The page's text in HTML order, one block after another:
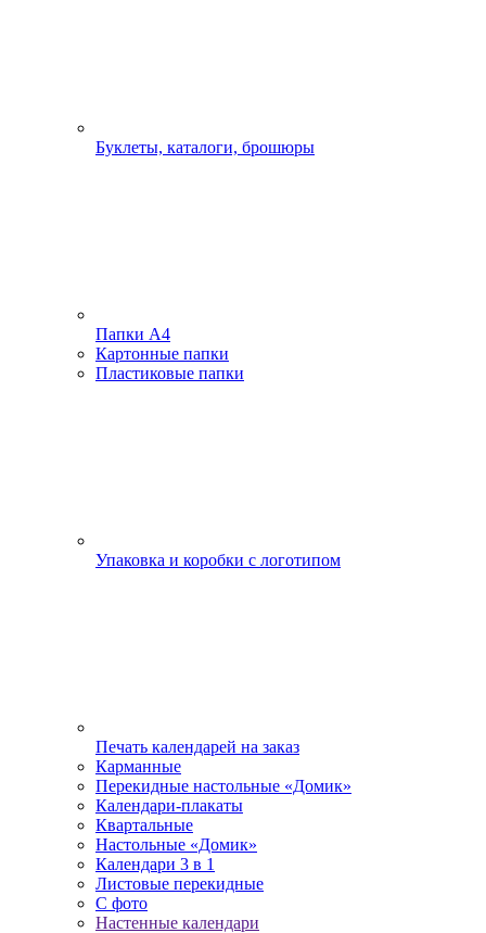
Буклеты, каталоги, брошюры
Папки А4
Картонные папки
Пластиковые папки
Упаковка и коробки с логотипом
Печать календарей на заказ
Карманные
Перекидные настольные «Домик»
Календари-плакаты
Квартальные
Настольные «Домик»
Календари 3 в 1
Листовые перекидные
С фото
Настенные календари